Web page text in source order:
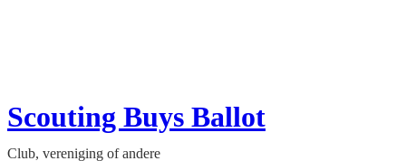
Scouting Buys Ballot
Club, vereniging of andere